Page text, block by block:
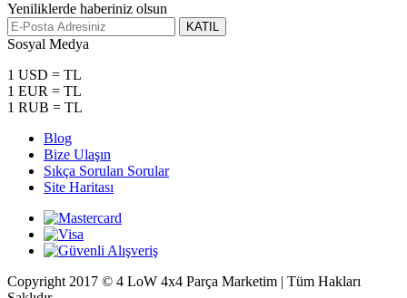
Yeniliklerde haberiniz olsun
KATIL
Sosyal Medya
1 USD = TL
1 EUR = TL
1 RUB = TL
Blog
Bize Ulaşın
Sıkça Sorulan Sorular
Site Haritası
Copyright 2017 © 4 LoW 4x4 Parça Marketim | Tüm Hakları